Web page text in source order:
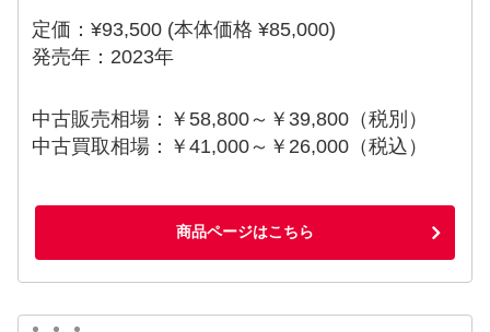
定価：¥93,500 (本体価格 ¥85,000)
発売年：2023年
中古販売相場：￥58,800～￥39,800（税別）
中古買取相場：￥41,000～￥26,000（税込）
商品ページはこちら